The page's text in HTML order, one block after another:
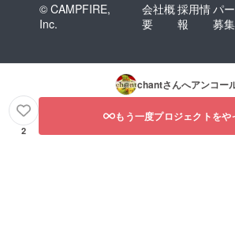
© CAMPFIRE,
Inc.
会社概
要
採用情
報
パ
募集
chantさんへアンコー
2
もう一度プロジェクトをや